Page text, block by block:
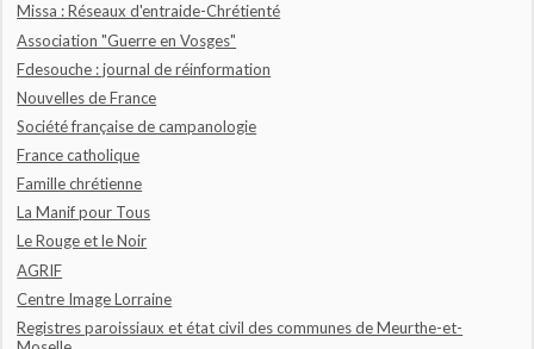
Missa : Réseaux d'entraide-Chrétienté
Association "Guerre en Vosges"
Fdesouche : journal de réinformation
Nouvelles de France
Société française de campanologie
France catholique
Famille chrétienne
La Manif pour Tous
Le Rouge et le Noir
AGRIF
Centre Image Lorraine
Registres paroissiaux et état civil des communes de Meurthe-et-